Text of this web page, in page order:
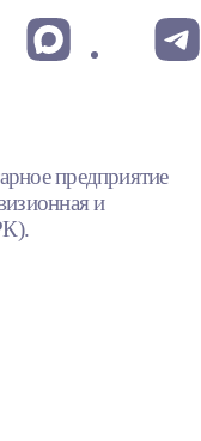
предприятие
и